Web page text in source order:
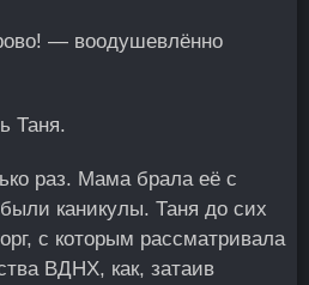
— воодушевлённо
Таня.
раз. Мама брала её с
каникулы. Таня до сих
с которым рассматривала
ВДНХ, как, затаив